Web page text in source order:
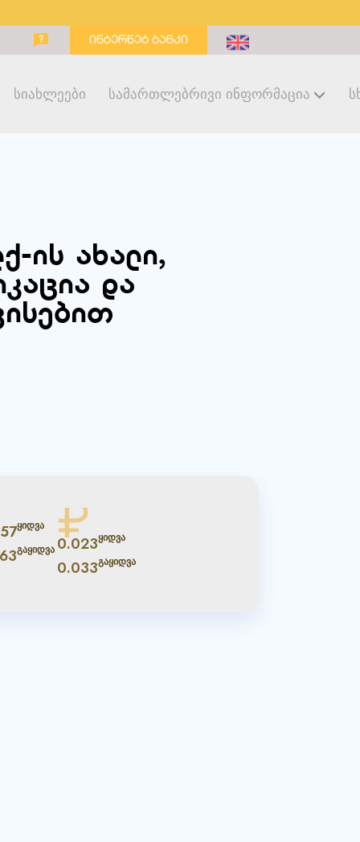
ინტერნეტ ბანკი
Სიახლეები Სამართლებრივი Ინფორმაცია
ის ახალი,
და
ყიდვა
გაყიდვა ₽
0.023ყიდვა
0.033გაყიდვა